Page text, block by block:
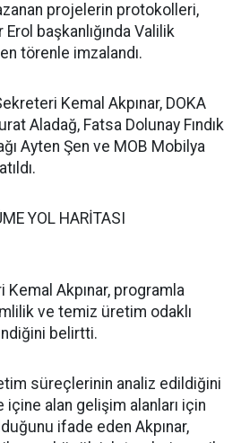
projelerin protokolleri,
başkanlığında Valilik
törenle imzalandı.
Kemal Akpınar, DOKA
Aladağ, Fatsa Dolunay Fındık
Ayten Şen ve MOB Mobilya
YOL HARİTASI
Kemal Akpınar, programla
ve temiz üretim odaklı
belirtti.
süreçlerinin analiz edildiğini
alan gelişim alanları için
ifade eden Akpınar,